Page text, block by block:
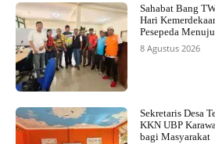
Sahabat Bang
Hari
Pesepeda
8 Agustus 2026
Sekretaris Desa
KKN UBP
bagi Masyarakat